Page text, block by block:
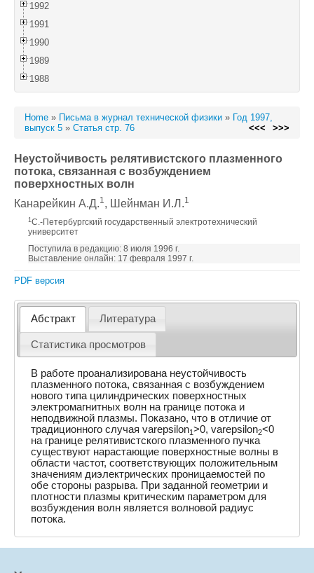
1992
1991
1990
1989
1988
Home » Письма в журнал технической физики » Год 1997,
выпуск 5 » Статья стр. 76 <<< >>>
Неустойчивость релятивистского плазменного
потока, связанная с возбуждением
поверхностных волн
Канарейкин А.Д.1, Шейнман И.Л.1
1 С.-Петербургский государственный электротехнический
университет
Поступила в редакцию: 8 июля 1996 г.
Выставление онлайн: 17 февраля 1997 г.
PDF версия
Абстракт Литература
Статистика просмотров
В работе проанализирована неустойчивость
плазменного потока, связанная с возбуждением
нового типа цилиндрических поверхностных
электромагнитных волн на границе потока и
неподвижной плазмы. Показано, что в отличие от
традиционного случая varepsilon1>0, varepsilon2<0
на границе релятивистского плазменного пучка
существуют нарастающие поверхностные волны в
области частот, соответствующих положительным
значениям диэлектрических проницаемостей по
обе стороны разрыва. При заданной геометрии и
плотности плазмы критическим параметром для
возбуждения волн является волновой радиус
потока.